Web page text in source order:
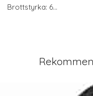
Brottstyrka: 6…